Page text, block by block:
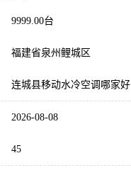
9999.00台
福建省泉州鲤城区
连城县移动水冷空调哪家好
2026-08-08
45